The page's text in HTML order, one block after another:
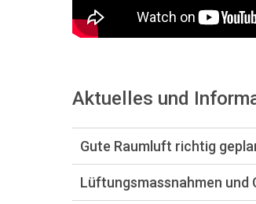
Aktuelles und
Gute Raumluft richtig
Lüftungsmassnahmen und